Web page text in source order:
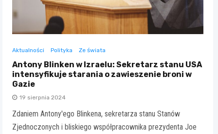
Aktualności Polityka Ze świata
Antony Blinken w Izraelu: Sekretarz stanu USA
intensyfikuje starania o zawieszenie broni w
Gazie
19 sierpnia 2024
Zdaniem Antony'ego Blinkena, sekretarza stanu Stanów
Zjednoczonych i bliskiego współpracownika prezydenta Joe